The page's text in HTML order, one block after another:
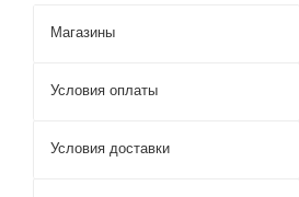
Магазины
Условия оплаты
Условия доставки